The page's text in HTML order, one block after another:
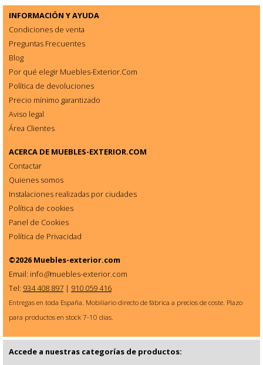
INFORMACIÓN Y AYUDA
Condiciones de venta
Preguntas Frecuentes
Blog
Por qué elegir Muebles-Exterior.Com
Política de devoluciones
Precio mínimo garantizado
Aviso legal
Área Clientes
ACERCA DE MUEBLES-EXTERIOR.COM
Contactar
Quienes somos
Instalaciones realizadas por ciudades
Política de cookies
Panel de Cookies
Política de Privacidad
©2026 Muebles-exterior.com
Email: info@muebles-exterior.com
Tel: 934 408 897 | 910 059 416
Entregas en toda España. Mobiliario directo de fábrica a precios de coste. Plazo
para productos en stock 7-10 dias.
Accede a nuestras categorías de productos: